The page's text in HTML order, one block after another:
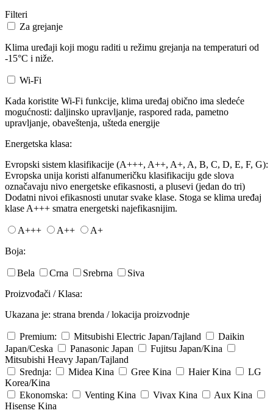
Filteri
Za grejanje
Klima uređaji koji mogu raditi u režimu grejanja na temperaturi od
-15°C i niže.
Wi-Fi
Kada koristite Wi-Fi funkcije, klima uređaj obično ima sledeće
mogućnosti: daljinsko upravljanje, raspored rada, pametno
upravljanje, obaveštenja, ušteda energije
Energetska klasa:
Evropski sistem klasifikacije (A+++, A++, A+, A, B, C, D, E, F, G):
Evropska unija koristi alfanumeričku klasifikaciju gde slova
označavaju nivo energetske efikasnosti, a plusevi (jedan do tri)
Dodatni nivoi efikasnosti unutar svake klase. Stoga se klima uređaj
klase A+++ smatra energetski najefikasnijim.
A+++ A++
A+
Boja:
Bela Crna Srebrna
Siva
Proizvođači / Klasa:
Ukazana je: strana brenda / lokacija proizvodnje
Premium: Mitsubishi Electric Japan/Tajland
Daikin
Japan/Ceska
Panasonic Japan Fujitsu Japan/Kina
Mitsubishi Heavy Japan/Tajland
Srednja:
Midea Kina Gree Kina Haier Kina
LG
Korea/Kina
Ekonomska:
Venting Kina Vivax Kina Aux Kina
Hisense Kina